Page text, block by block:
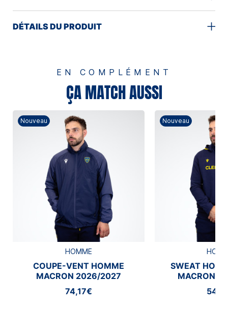
DÉTAILS DU PRODUIT
EN COMPLÉMENT
ÇA MATCH AUSSI
Nouveau
HOMME
COUPE-VENT HOMME
MACRON 2026/2027
74,17€
Nouveau
SWEAT
MACRON